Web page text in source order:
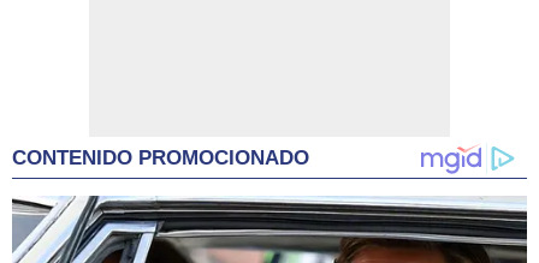
CONTENIDO PROMOCIONADO